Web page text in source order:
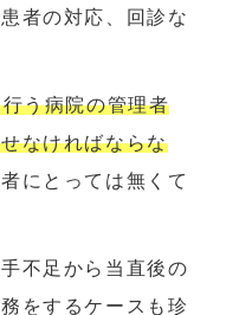
者の対応、回診な
う病院の管理者
なければならな
にとっては無くて
不足から当直後の
をするケースも珍